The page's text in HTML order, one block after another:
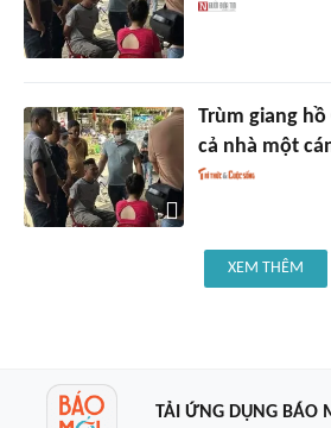
Trùm giang
cả nhà một
XEM THÊM
TẢI ỨNG DỤNG BÁO